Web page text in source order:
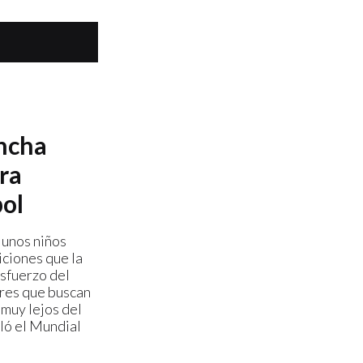
niños
que la
del
que buscan
lejos del
el Mundial